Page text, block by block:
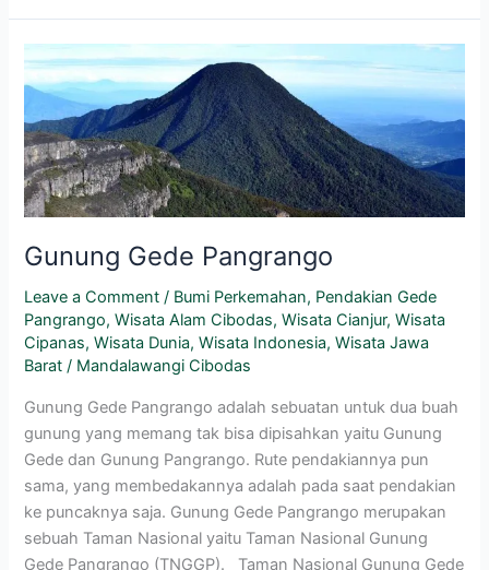
Gunung Gede Pangrango
Leave a Comment / Bumi Perkemahan, Pendakian Gede
Pangrango,Wisata Alam Cibodas,Wisata Cianjur,Wisata
Cipanas,Wisata Dunia,Wisata Indonesia,Wisata Jawa
Barat / Mandalawangi Cibodas
Gunung Gede Pangrango adalah sebuatan untuk dua buah
gunung yang memang tak bisa dipisahkan yaitu Gunung
Gede dan Gunung Pangrango. Rute pendakiannya pun
sama, yang membedakannya adalah pada saat pendakian
ke puncaknya saja. Gunung Gede Pangrango merupakan
sebuah Taman Nasional yaitu Taman Nasional Gunung
Gede Pangrango (TNGGP). Taman Nasional Gunung Gede
Gunung
Gede
Pangrango